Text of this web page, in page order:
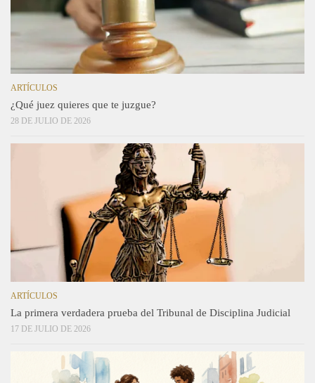
ARTÍCULOS
¿Qué juez quieres que te juzgue?
28 DE JULIO DE 2026
ARTÍCULOS
La primera verdadera prueba del Tribunal de Disciplina Judicial
17 DE JULIO DE 2026